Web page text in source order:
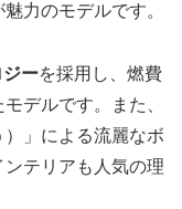
力のモデルです。
ジーを採用し、燃費
デルです。また、
」による流麗なボ
テリアも人気の理